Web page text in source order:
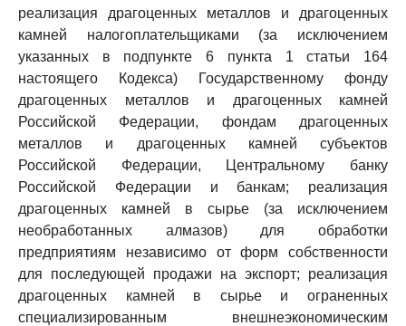
реализация драгоценных металлов и драгоценных
камней налогоплательщиками (за исключением
указанных в подпункте 6 пункта 1 статьи 164
настоящего Кодекса) Государственному фонду
драгоценных металлов и драгоценных камней
Российской Федерации, фондам драгоценных
металлов и драгоценных камней субъектов
Российской Федерации, Центральному банку
Российской Федерации и банкам; реализация
драгоценных камней в сырье (за исключением
необработанных алмазов) для обработки
предприятиям независимо от форм собственности
для последующей продажи на экспорт; реализация
драгоценных камней в сырье и ограненных
специализированным внешнеэкономическим